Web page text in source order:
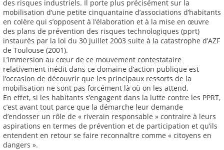
des risques industriels. Il porte plus précisément sur la
mobilisation d’une petite cinquantaine d’associations d’habitants
en colère qui s’opposent à l’élaboration et à la mise en œuvre
des plans de prévention des risques technologiques (pprt)
instaurés par la loi du 30 juillet 2003 suite à la catastrophe d’AZF
de Toulouse (2001).
L’immersion au cœur de ce mouvement contestataire
relativement inédit dans ce domaine d’action publique est
l’occasion de découvrir que les principaux ressorts de la
mobilisation ne sont pas forcément là où on les attend.
En effet, si les habitants s’engagent dans la lutte contre les PPRT,
c’est avant tout parce que la démarche leur demande
d’endosser un rôle de « riverain responsable » contraire à leurs
aspirations en termes de prévention et de participation et qu’ils
entendent en retour se faire reconnaître comme « citoyens en
dangers ».